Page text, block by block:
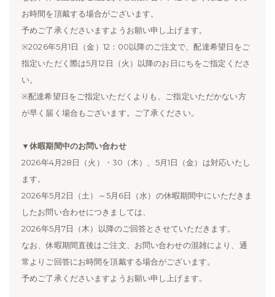
お時間を頂戴する場合がございます。
予めご了承くださいますようお願い申し上げます。
※2026年5月1日（金）12：00以降のご注文で、配達希望日をご
指定いただく際は5月12日（火）以降のお日にちをご指定くださ
い。
※配達希望日をご指定いただくよりも、ご指定いただかない方
が早く届く場合もございます。ご了承ください。
▼休暇期間中のお問い合わせ
2026年4月28日（火）・30（木）、5月1日（金）は対応いたし
ます。
2026年5月2日（土）～5月6日（水）の休暇期間中にいただきま
したお問い合わせにつきましては、
2026年5月7日（木）以降のご回答とさせていただきます。
なお、休暇期間直後はご注文、お問い合わせの混雑により、通
常よりご回答にお時間を頂戴する場合がございます。
予めご了承くださいますようお願い申し上げます。